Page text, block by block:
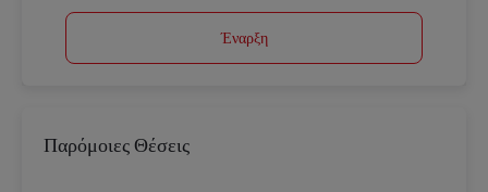
Έναρξη
Παρόμοιες Θέσεις